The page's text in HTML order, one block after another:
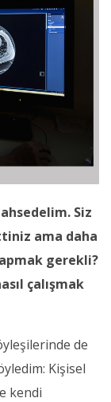
Siz
ama daha
gerekli?
çalışmak
de
Kişisel
kendi